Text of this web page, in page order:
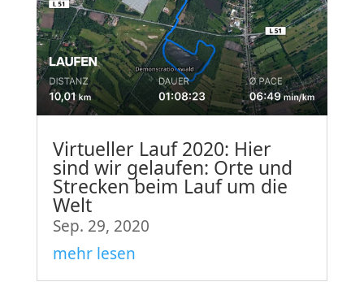
Virtueller Lauf 2020: Hier
sind wir gelaufen: Orte und
Strecken beim Lauf um die
Welt
Sep. 29, 2020
mehr lesen